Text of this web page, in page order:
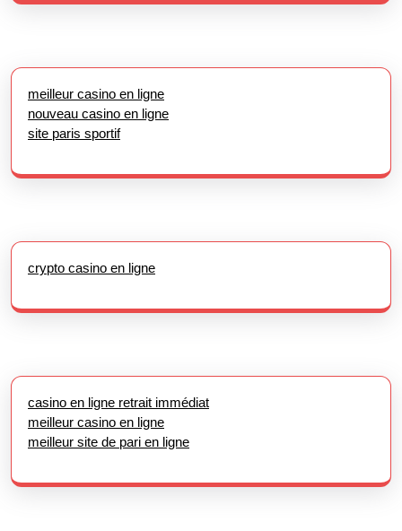
meilleur casino en ligne
nouveau casino en ligne
site paris sportif
crypto casino en ligne
casino en ligne retrait immédiat
meilleur casino en ligne
meilleur site de pari en ligne